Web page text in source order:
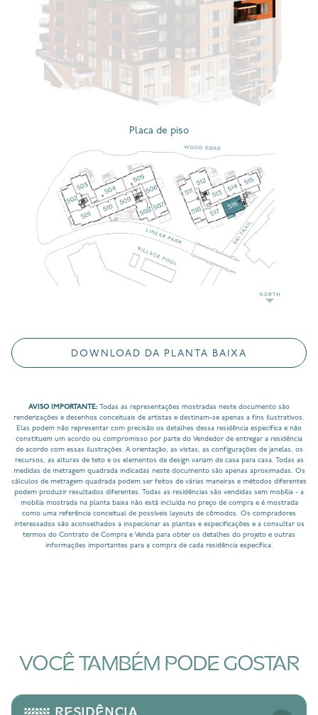
Placa de piso
DOWNLOAD DA PLANTA BAIXA
AVISO IMPORTANTE:Todas as representações mostradas neste documento são
renderizações e desenhos conceituais de artistas e destinam-se apenas a fins ilustrativos.
Elas podem não representar com precisão os detalhes dessa residência específica e não
constituem um acordo ou compromisso por parte do Vendedor de entregar a residência
de acordo com essas ilustrações. A orientação, as vistas, as configurações de janelas, os
recursos, as alturas de teto e os elementos de design variam de casa para casa. Todas as
medidas de metragem quadrada indicadas neste documento são apenas aproximadas. Os
cálculos de metragem quadrada podem ser feitos de várias maneiras e métodos diferentes
podem produzir resultados diferentes. Todas as residências são vendidas sem mobília - a
mobília mostrada na planta baixa não está incluída no preço de compra e é mostrada
como uma referência conceitual de possíveis layouts de cômodos. Os compradores
interessados são aconselhados a inspecionar as plantas e especificações e a consultar os
termos do Contrato de Compra e Venda para obter os detalhes do projeto e outras
informações importantes para a compra de cada residência específica.
VOCÊ TAMBÉM PODE GOSTAR